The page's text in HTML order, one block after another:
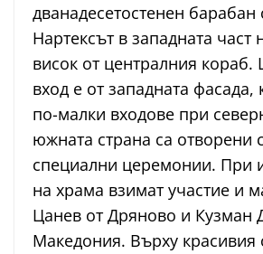
дванадесетостенен
Нартексът в западната част
висок от централния кораб.
вход е от западната фасада,
по-малки входове при
южната страна са отворени
специални церемонии. При
на храма взимат участие и
Цанев от Дряново и Кузман
Македония. Върху красивия